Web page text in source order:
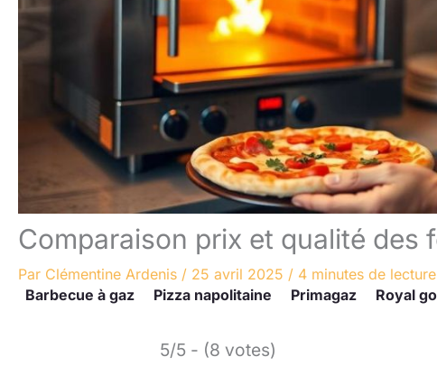
Comparaison prix et qualité des
Par Clémentine Ardenis / 25 avril 2025 / 4 minutes de lecture
Barbecue à gaz
Pizza napolitaine Primagaz Royal
5/5 - (8 votes)